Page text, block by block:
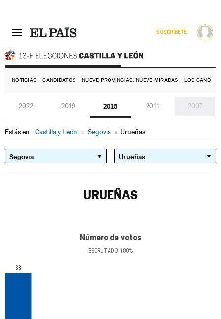
SUSCRÍBETE
NOTICIAS CANDIDATOS NUEVE PROVINCIAS, NUEVE MIRADAS LOS
2022 2019 2015 2011 2007
Estás en: Castilla y León » Segovia » Urueñas
URUEÑAS
Número de votos
ESCRUTADO 100%
38